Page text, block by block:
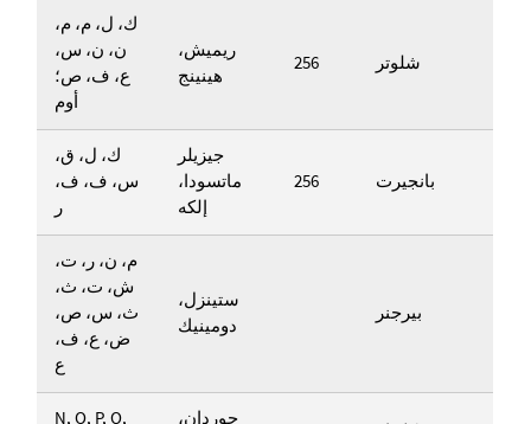
ك، ل، م، م،
ن، ن، س،
ع، ف، ص؛
أوم
ريميش،
هينينج
256 شلوتر
ك، ل، ق،
س، ف، ف،
ر
جيزيلر
ماتسودا،
إلكه
256 بانجيرت
م، ن، ر، ت،
ش، ت، ث،
ث، س، ص،
ض، ع، ف،
ع
ستينزل،
دومينيك
بيرجنر
N, O, P, Q, جوردان،